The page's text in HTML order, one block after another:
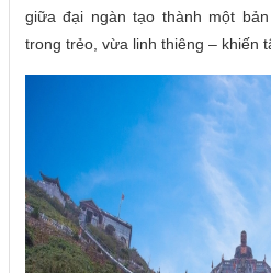
giữa đại ngàn tạo thành một
trong trẻo, vừa linh thiêng – khiến